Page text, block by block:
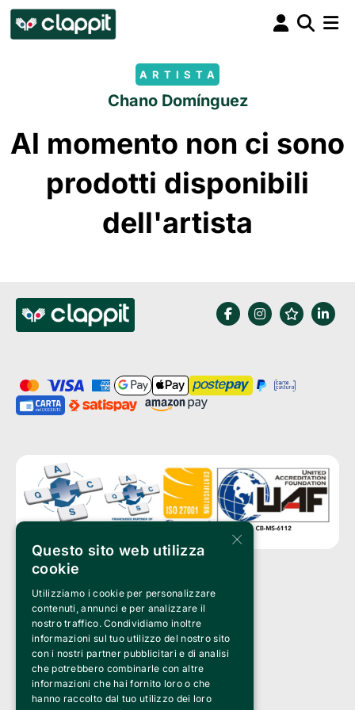
ARTISTA
Chano Domínguez
Al momento non ci sono
prodotti disponibili
dell'artista
Clappit è un marchio di proprietà di:
Bemils Srl
a Socio Unico
Via Fosse Ardeatine, 4 -20092 Cinisello Balsamo (MI)
PI 05589050961
Iscr. C.C.I.A.A. Milano R.E.A. 1833471
© 2010-2025 Bemils Srl - Tutti i diritti riservati
Credits:
×
Questo sito web utilizza
cookie
Utilizziamo i cookie per personalizzare
contenuti, annunci e per analizzare il
nostro traffico. Condividiamo inoltre
informazioni sul tuo utilizzo del nostro sito
con i nostri partner pubblicitari e di analisi
che potrebbero combinarle con altre
informazioni che hai fornito loro o che
hanno raccolto dal tuo utilizzo dei loro